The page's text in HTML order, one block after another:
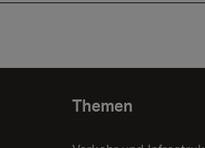
Themen